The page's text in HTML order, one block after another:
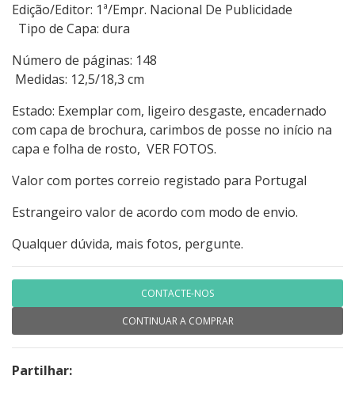
Edição/Editor: 1ª/Empr. Nacional De Publicidade
Tipo de Capa: dura
Número de páginas: 148
Medidas: 12,5/18,3 cm
Estado: Exemplar com, ligeiro desgaste, encadernado
com capa de brochura, carimbos de posse no início na
capa e folha de rosto, VER FOTOS.
Valor com portes correio registado para Portugal
Estrangeiro valor de acordo com modo de envio.
Qualquer dúvida, mais fotos, pergunte.
CONTACTE-NOS
CONTINUAR A COMPRAR
Partilhar: